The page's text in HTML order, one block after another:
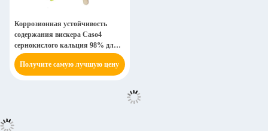
Коррозионная устойчивость
содержания вискера Caso4
сернокислого кальция 98% для
заполнителя
Получите самую лучшую цену